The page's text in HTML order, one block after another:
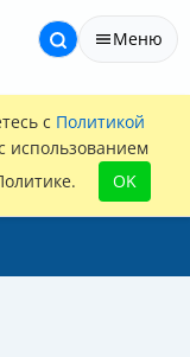
Меню
с Политикой
использованием
OK